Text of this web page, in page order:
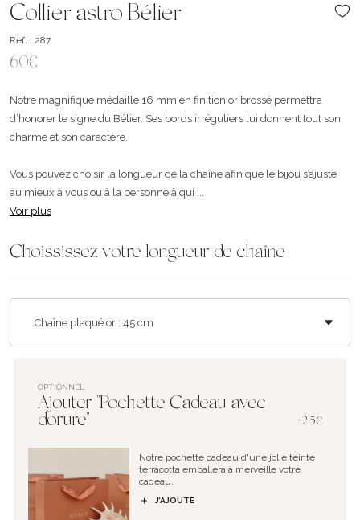
Collier astro Bélier
Ref. : 287
60€
Notre magnifique médaille 16 mm en finition or brossé permettra
d’honorer le signe du Bélier. Ses bords irréguliers lui donnent tout son
charme et son caractère.
Vous pouvez choisir la longueur de la chaîne afin que le bijou s’ajuste
au mieux à vous ou à la personne à qui ...
Voir plus
Choississez votre longueur de chaîne
OPTIONNEL
Ajouter "Pochette Cadeau avec
dorure"
+2.5€
Notre pochette cadeau d'une jolie teinte
terracotta emballera à merveille votre
cadeau.
J’AJOUTE